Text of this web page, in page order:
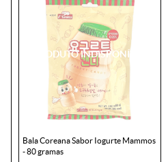
Bala Coreana Sabor Iogurte Mammos
- 80 gramas